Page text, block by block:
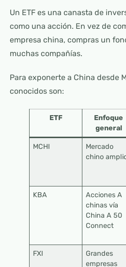
Un ETF es una canasta de
como una acción. En vez de
empresa china, compras un
muchas compañías.
Para exponerte a China desde
conocidos son:
ETF
Enfoque
general
MCHI
Mercado
chino
KBA
Acciones A
chinas vía
China A 50
Connect
FXI
Grandes
empresas